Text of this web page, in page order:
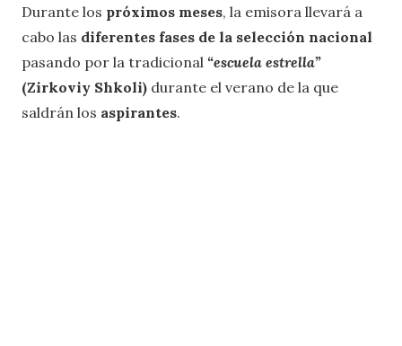
Durante los próximos meses, la emisora llevará a
cabo las diferentes fases de la selección nacional
pasando por la tradicional “escuela estrella”
(Zirkoviy Shkoli) durante el verano de la que
saldrán los aspirantes.